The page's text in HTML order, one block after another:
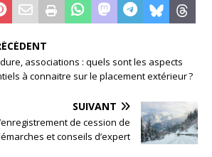
associations : quels sont les aspects
à connaitre sur le placement extérieur ?
SUIVANT
de cession de
et conseils d’expert